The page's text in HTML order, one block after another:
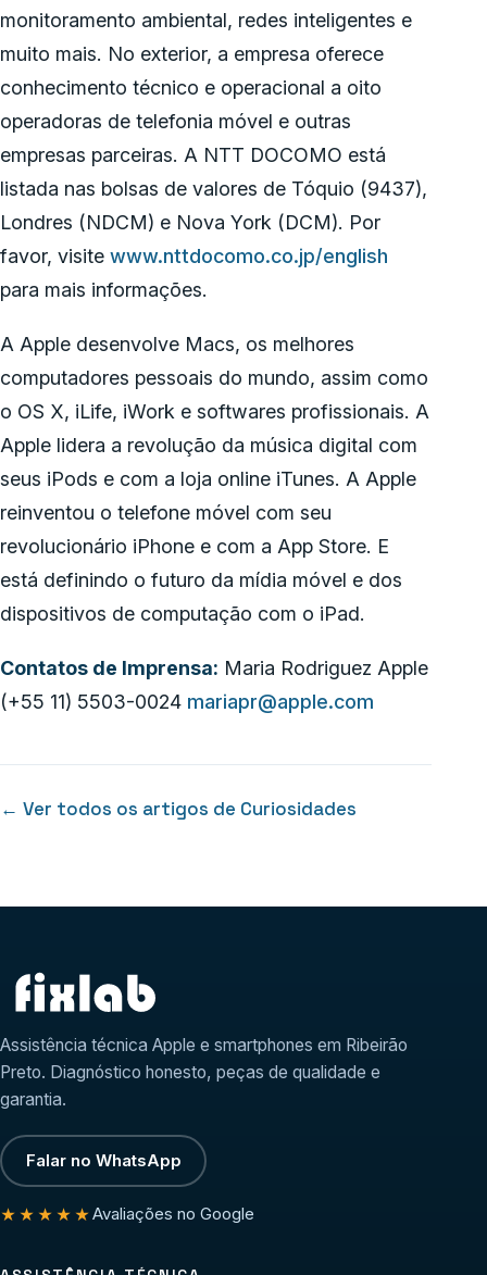
monitoramento ambiental, redes inteligentes e
muito mais. No exterior, a empresa oferece
conhecimento técnico e operacional a oito
operadoras de telefonia móvel e outras
empresas parceiras. A NTT DOCOMO está
listada nas bolsas de valores de Tóquio (9437),
Londres (NDCM) e Nova York (DCM). Por
favor, visite www.nttdocomo.co.jp/english
para mais informações.
A Apple desenvolve Macs, os melhores
computadores pessoais do mundo, assim como
o OS X, iLife, iWork e softwares profissionais. A
Apple lidera a revolução da música digital com
seus iPods e com a loja online iTunes. A Apple
reinventou o telefone móvel com seu
revolucionário iPhone e com a App Store. E
está definindo o futuro da mídia móvel e dos
dispositivos de computação com o iPad.
Contatos de Imprensa: Maria Rodriguez Apple
(+55 11) 5503-0024 mariapr@apple.com
← Ver todos os artigos de Curiosidades
Assistência técnica Apple e smartphones em Ribeirão
Preto. Diagnóstico honesto, peças de qualidade e
garantia.
Falar no WhatsApp
★★★★★Avaliações no Google